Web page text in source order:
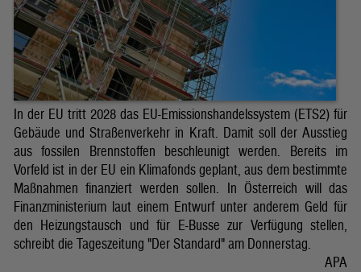
In der EU tritt 2028 das EU-Emissionshandelssystem (ETS2) für
Gebäude und Straßenverkehr in Kraft. Damit soll der Ausstieg
aus fossilen Brennstoffen beschleunigt werden. Bereits im
Vorfeld ist in der EU ein Klimafonds geplant, aus dem bestimmte
Maßnahmen finanziert werden sollen. In Österreich will das
Finanzministerium laut einem Entwurf unter anderem Geld für
den Heizungstausch und für E-Busse zur Verfügung stellen,
schreibt die Tageszeitung "Der Standard" am Donnerstag.
APA